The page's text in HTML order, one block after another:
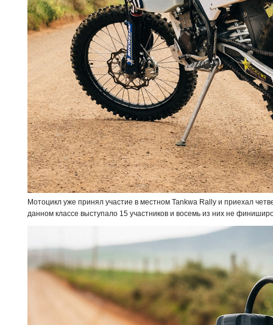
Мотоцикл уже принял участие в местном Tankwa Rally и приехал
данном классе выступало 15 участников и восемь из них не